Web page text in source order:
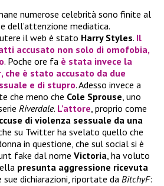
numerose celebrità sono finite al
dell’attenzione mediatica.
il web è stato Harry Styles. Il
accusato non solo di omofobia,
. Poche ore fa è stata invece la
, che è stato accusato da due
e di stupro. Adesso invece a
che meno che Cole Sprouse, uno
Riverdale. L’attore, proprio come
di violenza sessuale da una
su Twitter ha svelato quello che
in questione, che sul social si è
fake dal nome Victoria, ha voluto
presunta aggressione ricevuta
sue dichiarazioni, riportate da BitchyF: